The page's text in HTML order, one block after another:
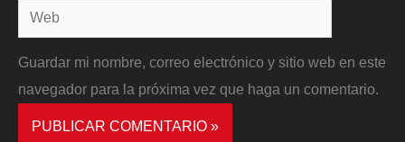
Web
Guardar mi nombre, correo electrónico y sitio web en este
navegador para la próxima vez que haga un comentario.